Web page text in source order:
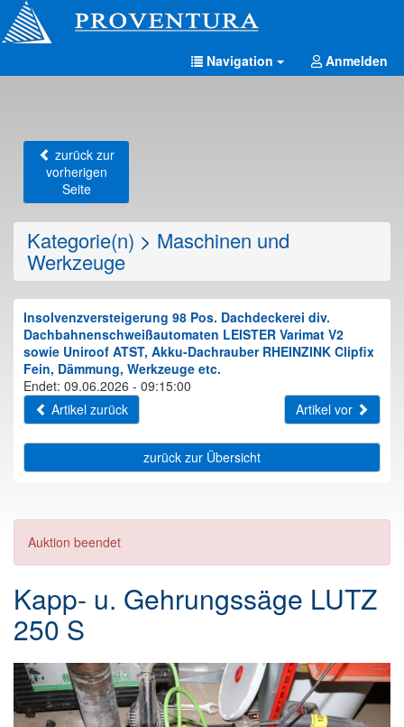
Navigation Anmelden
zurück zur
vorherigen
Seite
Kategorie(n) > Maschinen und
Werkzeuge
Insolvenzversteigerung 98 Pos. Dachdeckerei div.
Dachbahnenschweißautomaten LEISTER Varimat V2
sowie Uniroof ATST, Akku-Dachrauber RHEINZINK Clipfix
Fein, Dämmung, Werkzeuge etc.
Endet: 09.06.2026 - 09:15:00
Artikel zurück
Artikel vor
zurück zur Übersicht
Auktion beendet
Kapp- u. Gehrungssäge LUTZ
250 S